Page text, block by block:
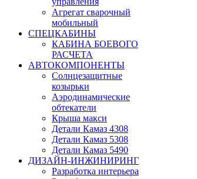
Агрегат сварочный
мобильный
СПЕЦКАБИНЫ
КАБИНА БОЕВОГО
РАСЧЕТА
АВТОКОМПОНЕНТЫ
Солнцезащитные
козырьки
Аэродинамические
обтекатели
Крыша макси
Детали Камаз 4308
Детали Камаз 5308
Детали Камаз 5490
ДИЗАЙН-ИНЖИНИРИНГ
Разработка интерьера